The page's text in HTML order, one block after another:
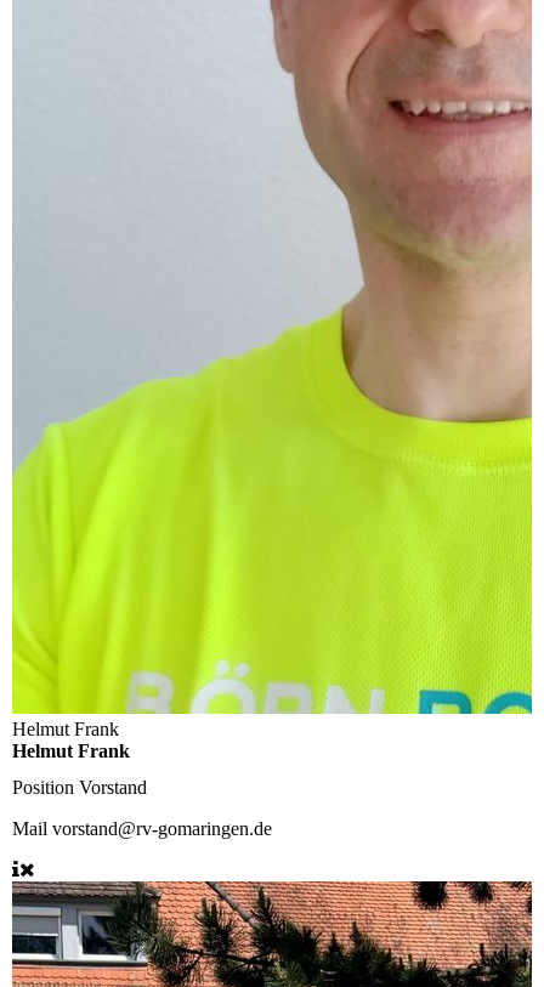
Helmut Frank
Helmut Frank
Position Vorstand
Mail vorstand@rv-gomaringen.de